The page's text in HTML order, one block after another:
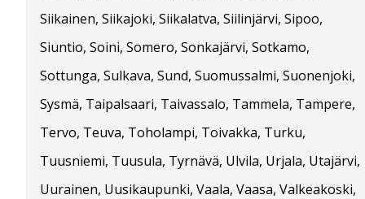
Siikainen, Siikajoki, Siikalatva, Siilinjärvi, Sipoo,
Siuntio, Soini, Somero, Sonkajärvi, Sotkamo,
Sottunga, Sulkava, Sund, Suomussalmi, Suonenjoki,
Sysmä, Taipalsaari, Taivassalo, Tammela, Tampere,
Tervo, Teuva, Toholampi, Toivakka, Turku,
Tuusniemi, Tuusula, Tyrnävä, Ulvila, Urjala, Utajärvi,
Uurainen, Uusikaupunki, Vaala, Vaasa, Valkeakoski,